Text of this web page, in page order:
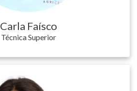
Carla Faísco
Técnica Superior